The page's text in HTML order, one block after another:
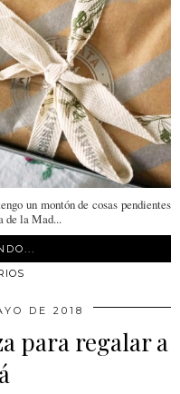
un montón de cosas pendientes
de la Mad...
DE 2018
para regalar a